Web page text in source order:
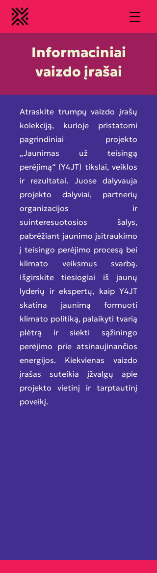
Informaciniai
vaizdo įrašai
Atraskite trumpų vaizdo įrašų
kolekciją, kurioje pristatomi
pagrindiniai projekto
„Jaunimas už teisingą
perėjimą“ (Y4JT) tikslai, veiklos
ir rezultatai. Juose dalyvauja
projekto dalyviai, partnerių
organizacijos ir
suinteresuotosios šalys,
pabrėžiant jaunimo įsitraukimo
į teisingo perėjimo procesą bei
klimato veiksmus svarbą.
Išgirskite tiesiogiai iš jaunų
lyderių ir ekspertų, kaip Y4JT
skatina jaunimą formuoti
klimato politiką, palaikyti tvarią
plėtrą ir siekti sąžiningo
perėjimo prie atsinaujinančios
energijos. Kiekvienas vaizdo
įrašas suteikia įžvalgų apie
projekto vietinį ir tarptautinį
poveikį.